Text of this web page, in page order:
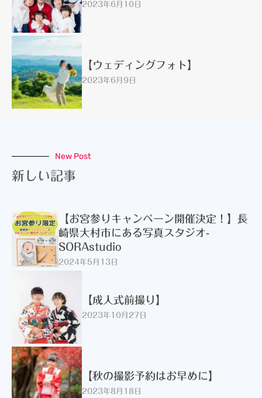
2023年6月10日
【ウェディングフォト】
2023年6月9日
New Post
新しい記事
【お宮参りキャンペーン開催決定！】長
崎県大村市にある写真スタジオ-
SORAstudio
2024年5月13日
【成人式前撮り】
2023年10月27日
【秋の撮影予約はお早めに】
2023年8月18日